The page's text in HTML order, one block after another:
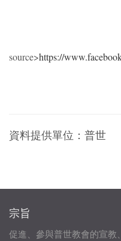
source>https://
資料提供單位： 普世
宗旨
促進、參與普世教會的宣教